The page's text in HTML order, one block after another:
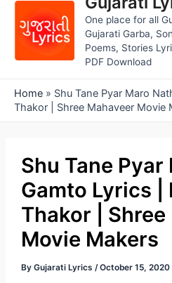
content
One place for all
Gujarati Garba,
Poems, Stories
PDF Download
Home » Shu Tane Pyar Maro
Thakor | Shree Mahaveer Movie
Shu Tane Pyar
Gamto Lyrics |
Thakor | Shree
Movie Makers
By Gujarati Lyrics /October 15, 2020